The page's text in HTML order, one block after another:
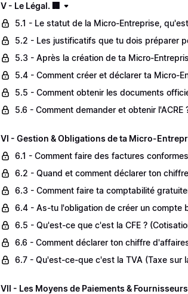
V - Le Légal. 🏢
5.1 - Le statut de la Micro-Entreprise,
5.2 - Les justificatifs que tu dois préparer
5.3 - Après la création de ta Micro-
5.4 - Comment créer et déclarer ta Micro-
5.5 - Comment obtenir les documents
5.6 - Comment demander et obtenir
VI - Gestion & Obligations de ta Micro-
6.1 - Comment faire des factures
6.2 - Quand et comment déclarer ton
6.3 - Comment faire ta comptabilité
6.4 - As-tu l'obligation de créer un compte
6.5 - Qu'est-ce que c'est la CFE ?
6.6 - Comment déclarer ton chiffre
6.7 - Qu'est-ce-que c'est la TVA (Taxe sur
VII - Les Moyens de Paiements &